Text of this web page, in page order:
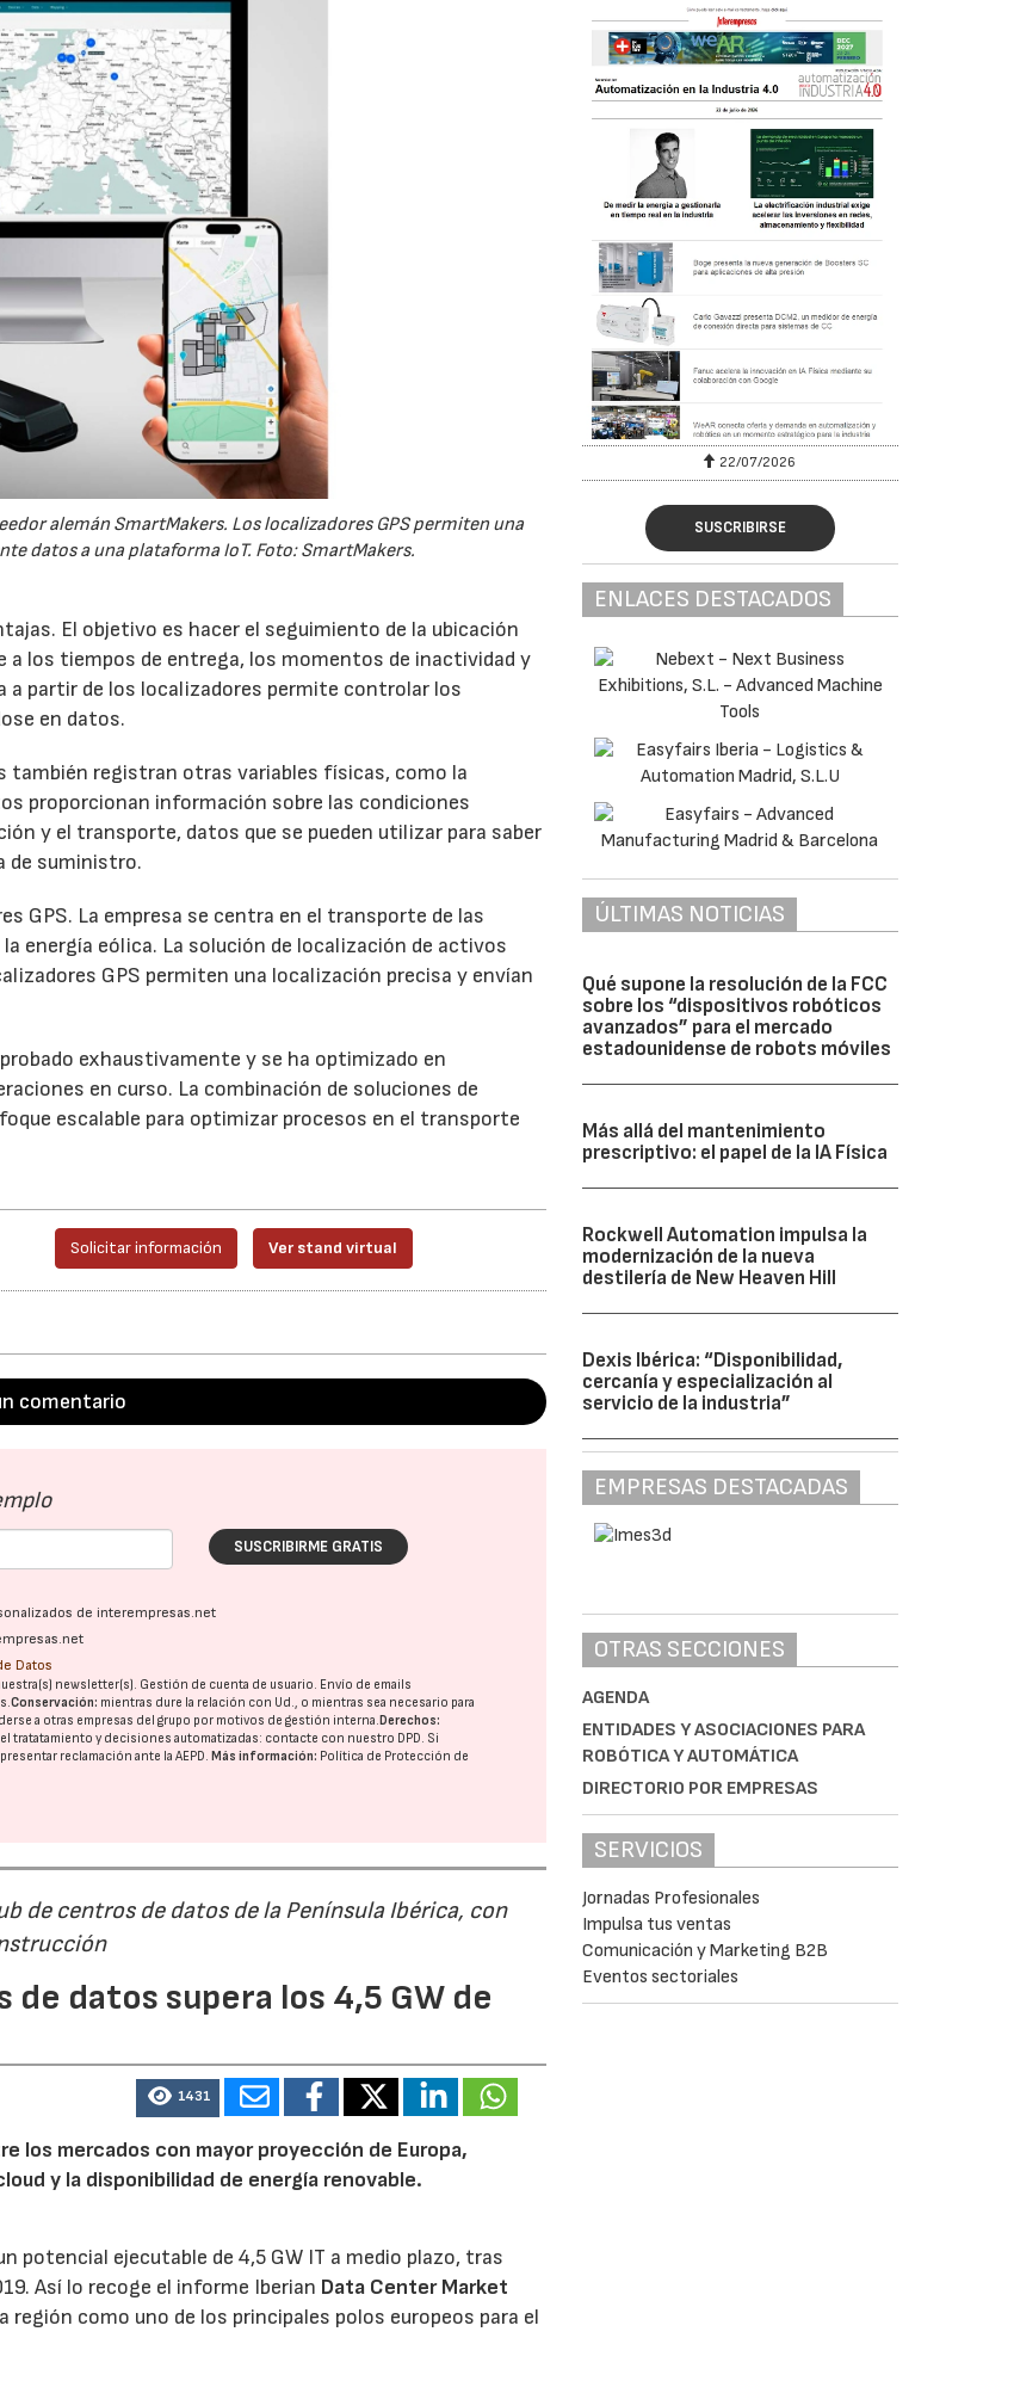
alemán SmartMakers. Los localizadores GPS permiten una
datos a una plataforma IoT. Foto: SmartMakers.
El objetivo es hacer el seguimiento de la ubicación
a los tiempos de entrega, los momentos de inactividad y
a partir de los localizadores permite controlar los
en datos.
también registran otras variables físicas, como la
proporcionan información sobre las condiciones
y el transporte, datos que se pueden utilizar para saber
de suministro.
GPS. La empresa se centra en el transporte de las
energía eólica. La solución de localización de activos
GPS permiten una localización precisa y envían
exhaustivamente y se ha optimizado en
en curso. La combinación de soluciones de
escalable para optimizar procesos en el transporte
Solicitar información Ver stand virtual
comentario
SUSCRIBIRME GRATIS
de interempresas.net
Datos
newsletter(s). Gestión de cuenta de usuario. Envío de emails
Conservación: mientras dure la relación con Ud., o mientras sea necesario para
a otras empresas del grupo por motivos de gestión interna.Derechos:
y decisiones automatizadas: contacte con nuestro DPD. Si
reclamación ante laAEPD.Más información: Política de Protección de
de centros de datos de la Península Ibérica, con
datos supera los 4,5 GW de
1431
los mercados con mayor proyección de Europa,
y la disponibilidad de energía renovable.
potencial ejecutable de 4,5 GW IT a medio plazo, tras
Así lo recoge el informe Iberian Data Center Market
región como uno de los principales polos europeos para el
22/07/2026 22/07/2026
SUSCRIBIRSE
ENLACES DESTACADOS
ÚLTIMAS NOTICIAS
Qué supone la resolución de la FCC
sobre los “dispositivos robóticos
avanzados” para el mercado
estadounidense de robots móviles
Más allá del mantenimiento
prescriptivo: el papel de la IA Física
Rockwell Automation impulsa la
modernización de la nueva
destilería de New Heaven Hill
Dexis Ibérica: “Disponibilidad,
cercanía y especialización al
servicio de la industria”
EMPRESAS DESTACADAS
OTRAS SECCIONES
AGENDA
ENTIDADES Y ASOCIACIONES PARA
ROBÓTICA Y AUTOMÁTICA
DIRECTORIO POR EMPRESAS
SERVICIOS
Jornadas Profesionales
Impulsa tus ventas
Comunicación y Marketing B2B
Eventos sectoriales